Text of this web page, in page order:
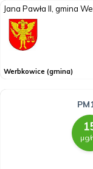
Jana Pawła II, gmina
Werbkowice (gmina)
µg/